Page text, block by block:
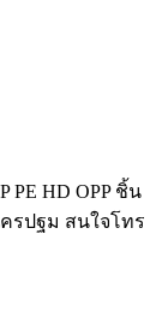
PE HD OPP ชิ้น
รปฐม สนใจโทร